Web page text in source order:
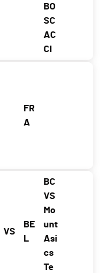
BO
SC
AC
CI
FR
A
VS
BE
L
BC
VS
Mo
unt
Asi
cs
Te